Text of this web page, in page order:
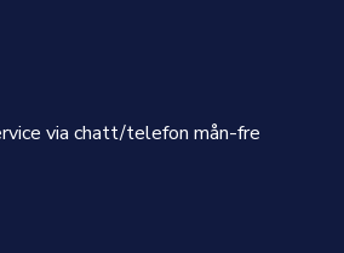
via chatt/telefon mån-fre